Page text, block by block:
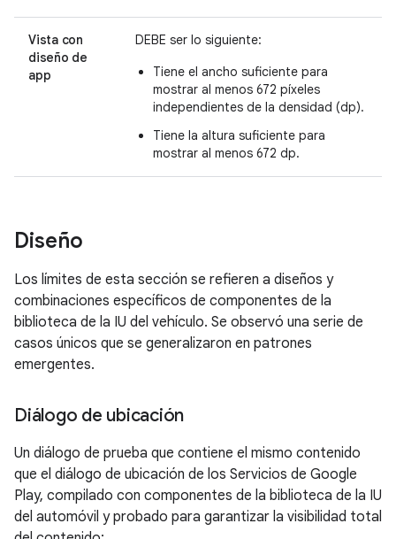
Vista con
diseño de
app
DEBE ser lo siguiente:
Tiene el ancho suficiente para
mostrar al menos 672 píxeles
independientes de la densidad (dp).
Tiene la altura suficiente para
mostrar al menos 672 dp.
Diseño
Los límites de esta sección se refieren a diseños y
combinaciones específicos de componentes de la
biblioteca de la IU del vehículo. Se observó una serie de
casos únicos que se generalizaron en patrones
emergentes.
Diálogo de ubicación
Un diálogo de prueba que contiene el mismo contenido
que el diálogo de ubicación de los Servicios de Google
Play, compilado con componentes de la biblioteca de la IU
del automóvil y probado para garantizar la visibilidad total